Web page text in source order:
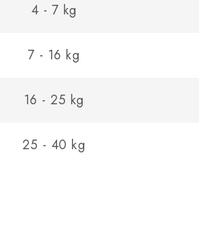
4 - 7 kg
7 - 16 kg
16 - 25 kg
25 - 40 kg